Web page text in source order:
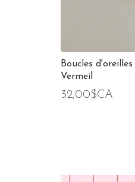
Boucles
Vermeil
32,00$CA